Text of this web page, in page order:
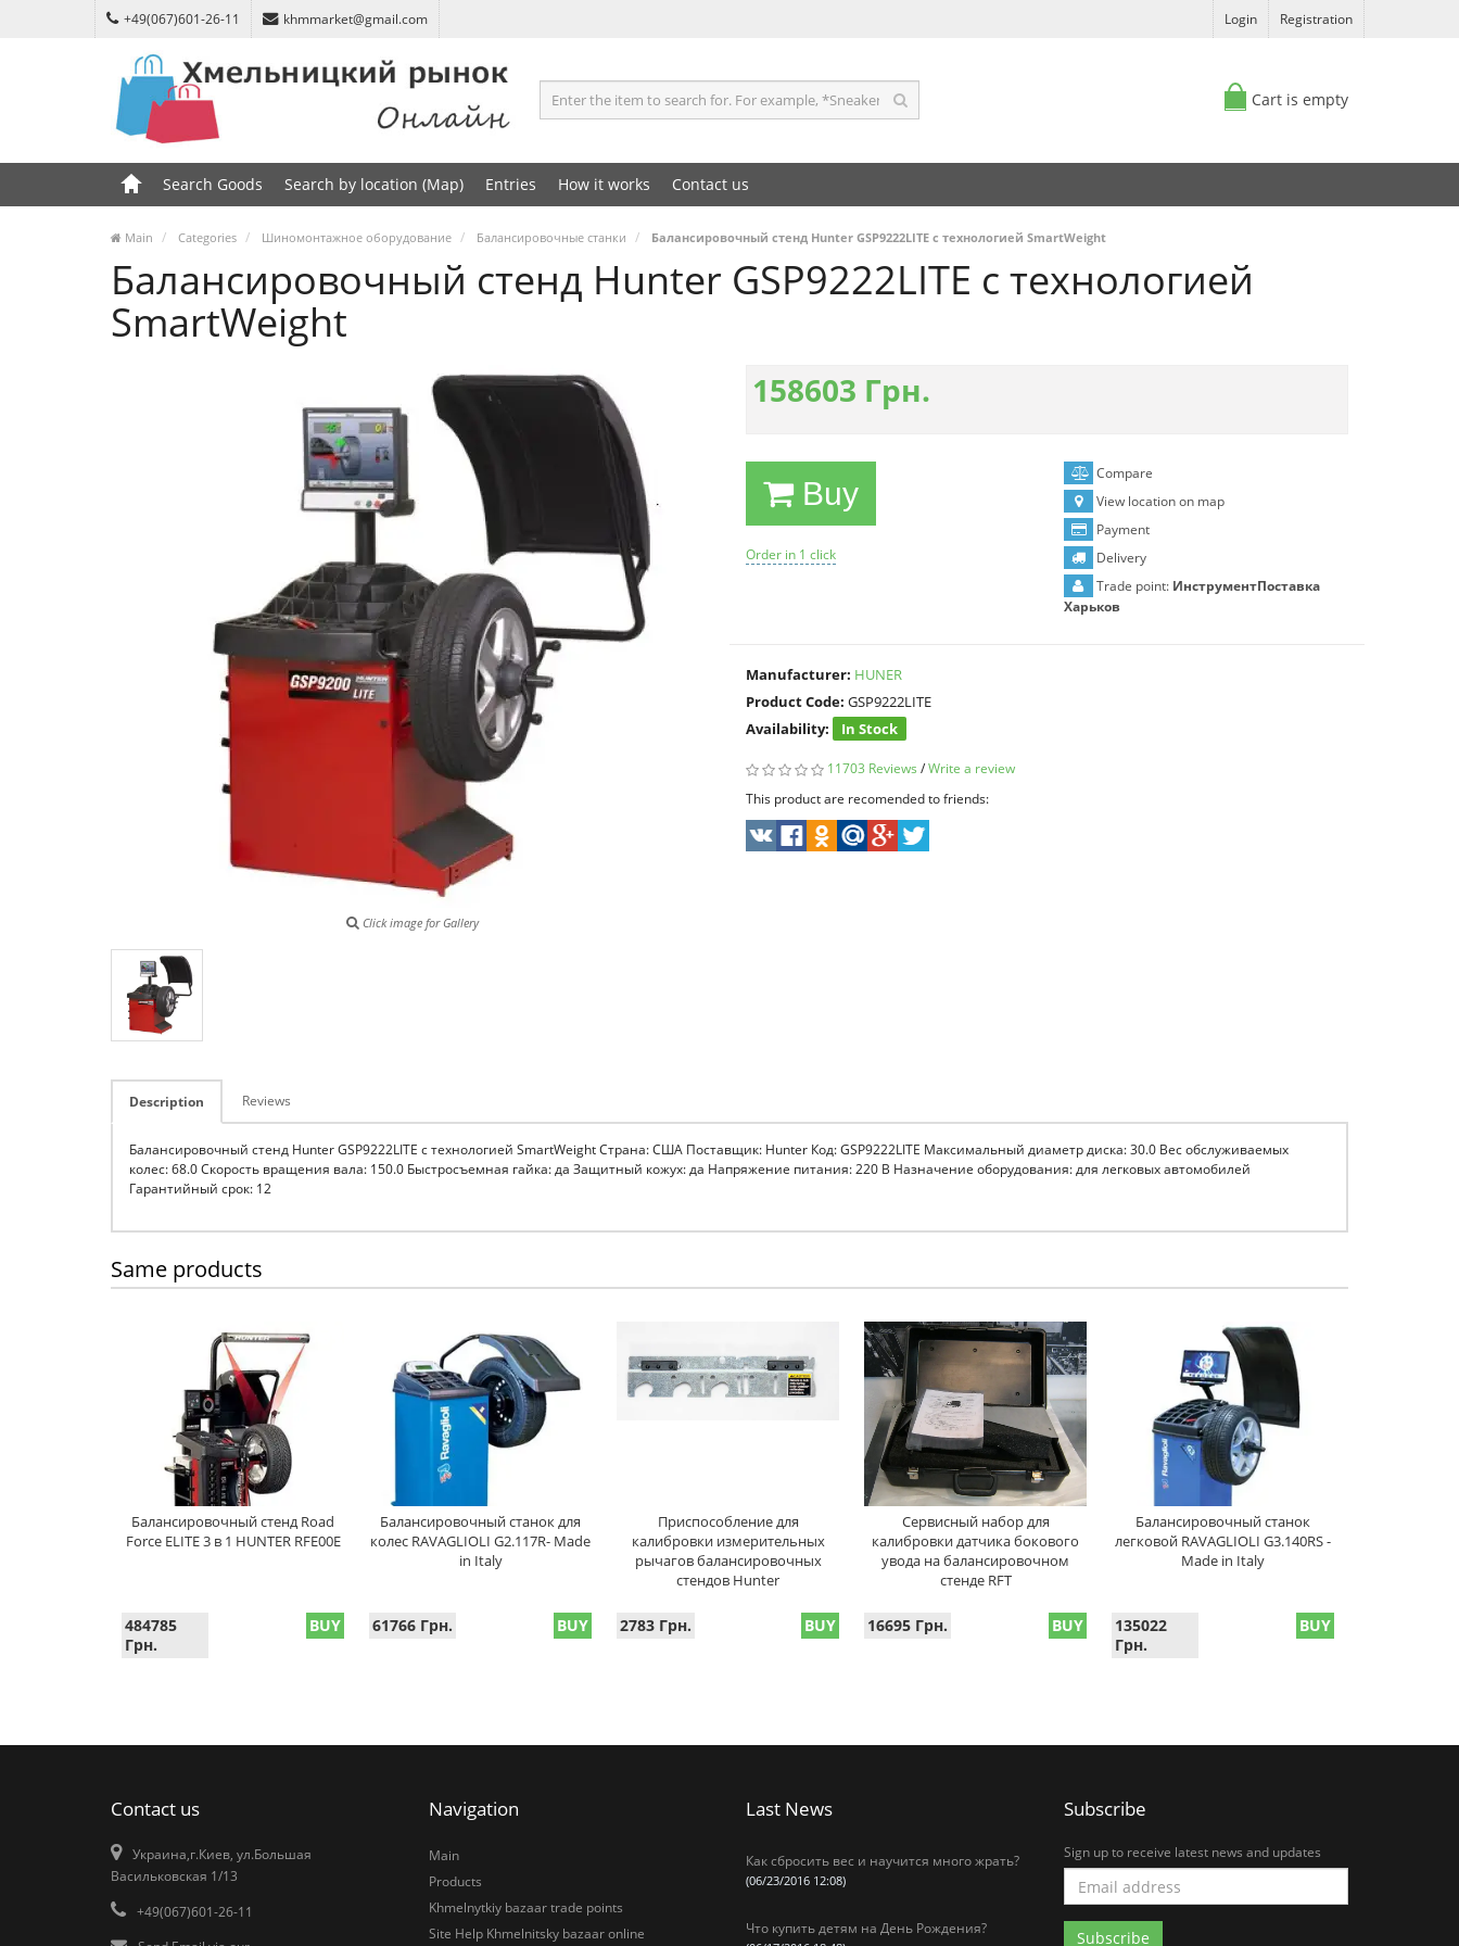
+49(067)601-26-11 khmmarket@gmail.com Login Registration
Cart is empty
Search Goods Search by location (Map) Entries How it works Contact us
Main Categories Шиномонтажное оборудование Балансировочные станки Балансировочный стенд Hunter GSP9222LITE с технологией SmartWeight
Балансировочный стенд Hunter GSP9222LITE с технологией
SmartWeight
Click image for Gallery
158603 Грн.
Buy
Order in 1 click
Compare
View location on map
Payment
Delivery
Trade point: ИнструментПоставка
Харьков
Manufacturer: HUNER
Product Code: GSP9222LITE
Availability:
In Stock
11703 Reviews /Write a review
This product are recomended to friends:
Description Reviews
Балансировочный стенд Hunter GSP9222LITE с технологией SmartWeight Страна: США Поставщик: Hunter Код: GSP9222LITE Максимальный диаметр диска: 30.0 Вес обслуживаемых
колес: 68.0 Скорость вращения вала: 150.0 Быстросъемная гайка: да Защитный кожух: да Напряжение питания: 220 В Назначение оборудования: для легковых автомобилей
Гарантийный срок: 12
Same products
Балансировочный стенд Road
Force ELITE 3 в 1 HUNTER RFE00E
484785
Грн.
BUY
Балансировочный станок для
колес RAVAGLIOLI G2.117R- Made
in Italy
61766 Грн. BUY
Приспособление для
калибровки измерительных
рычагов балансировочных
стендов Hunter
2783 Грн. BUY
Сервисный набор для
калибровки датчика бокового
увода на балансировочном
стенде RFT
16695 Грн. BUY
Балансировочный станок
легковой RAVAGLIOLI G3.140RS -
Made in Italy
135022
Грн.
BUY
Contact us
Украина,г.Киев, ул.Большая
Васильковская 1/13
+49(067)601-26-11
Navigation
Main
Products
Khmelnytkiy bazaar trade points
Site Help Khmelnitsky bazaar online
Last News
Как сбросить вес и научится много жрать?
(06/23/2016 12:08)
Что купить детям на День Рождения?
Subscribe
Sign up to receive latest news and updates